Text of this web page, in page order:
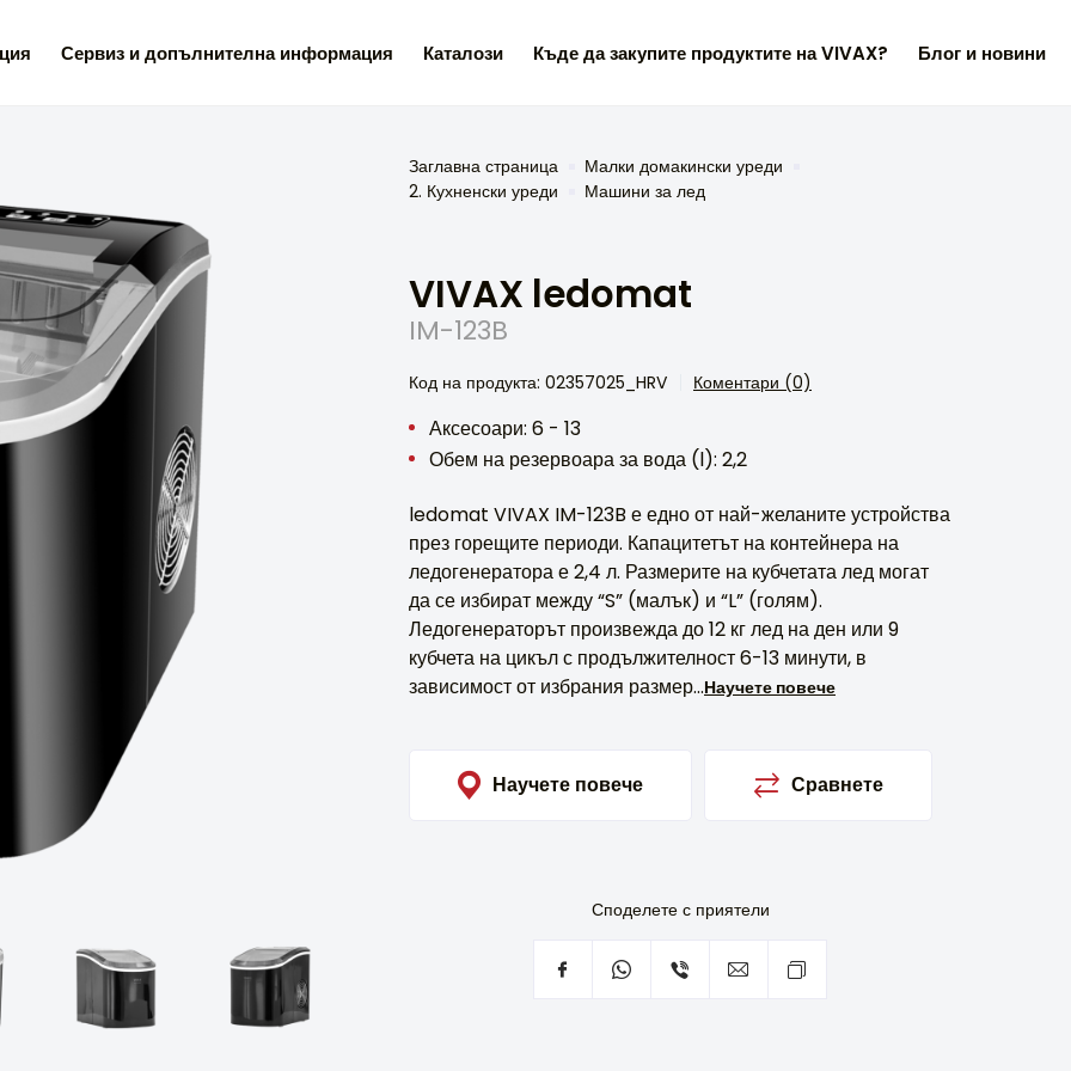
Сервиз и допълнителна информация Каталози Къде да закупите продуктите на VIVAX? Блог и новини
Заглавна страница
Малки домакински уреди
2. Кухненски уреди
Машини за лед
VIVAX ledomat
IM-123B
Код на продукта: 02357025_HRV Коментари (0)
Аксесоари: 6 - 13
Обем на резервоара за вода (l): 2,2
ledomat VIVAX IM-123B е едно от най-желаните устройства
през горещите периоди. Капацитетът на контейнера на
ледогенератора е 2,4 л. Размерите на кубчетата лед могат
да се избират между “S” (малък) и “L” (голям).
Ледогенераторът произвежда до 12 кг лед на ден или 9
кубчета на цикъл с продължителност 6-13 минути, в
зависимост от избрания размер...Научете повече
Научете повече Сравнете
Споделете с приятели